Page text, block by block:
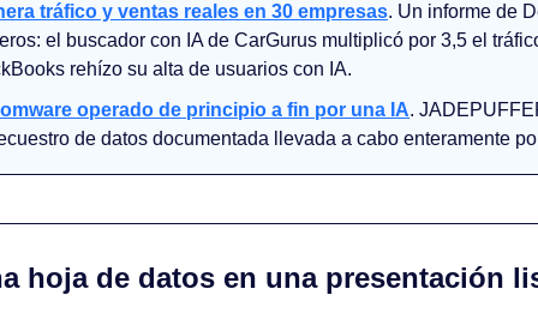
tráfico y ventas reales en 30 empresas. Un informe de
el buscador con IA de CarGurus multiplicó por 3,5 el
rehízo su alta de usuarios con IA.
operado de principio a fin por una IA.
de datos documentada llevada a cabo enteramente
hoja de datos en una presentación